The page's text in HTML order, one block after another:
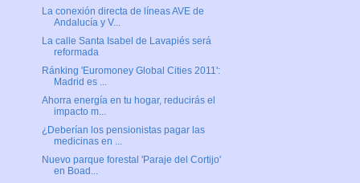
La conexión directa de líneas AVE de
Andalucía y V...
La calle Santa Isabel de Lavapiés será
reformada
Ránking 'Euromoney Global Cities 2011':
Madrid es ...
Ahorra energía en tu hogar, reducirás el
impacto m...
¿Deberían los pensionistas pagar las
medicinas en ...
Nuevo parque forestal 'Paraje del Cortijo'
en Boad...